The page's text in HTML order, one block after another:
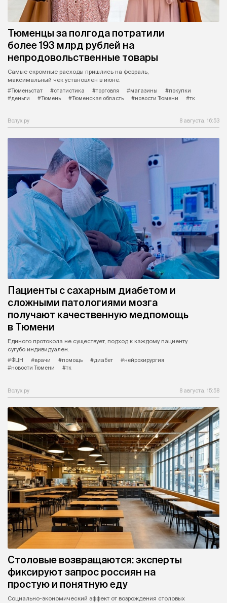
Тюменцы за полгода потратили
более 193 млрд рублей на
непродовольственные товары
Самые скромные расходы пришлись на февраль,
максимальный чек установлен в июне.
#Тюменьстат
#статистика #торговля #магазины
#покупки
#деньги
#Тюмень #Тюменская область #новости Тюмени #тк
Вслух.ру 8 августа, 16:53
Пациенты с сахарным диабетом и
сложными патологиями мозга
получают качественную медпомощь
в Тюмени
Единого протокола не существует, подход к каждому пациенту
сугубо индивидуален.
#ФЦН
#врачи #помощь #диабет
#нейрохирургия
#новости Тюмени
#тк
Вслух.ру 8 августа, 15:58
Столовые возвращаются: эксперты
фиксируют запрос россиян на
простую и понятную еду
Социально-экономический эффект от возрождения столовых